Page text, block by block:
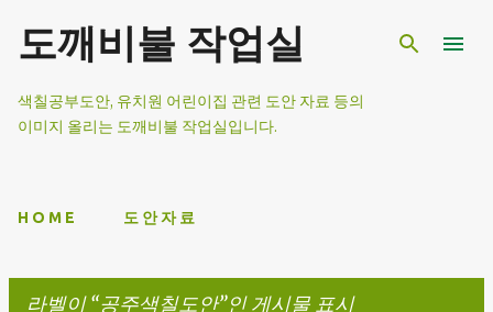
기본 콘텐츠로 건너뛰기
도깨비불 작업실
색칠공부도안, 유치원 어린이집 관련 도안 자료 등의
이미지 올리는 도깨비불 작업실입니다.
H O M E 도 안 자 료
라벨이 공주색칠도안 인 게시물 표시